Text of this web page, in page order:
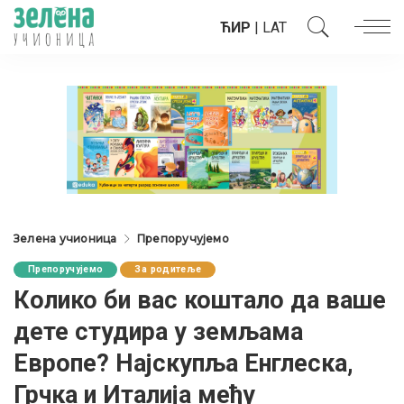
ЋИР | LAT
Зелена учионица Препоручујемо
Препоручујемо За родитеље
Колико би вас коштало да ваше
дете студира у земљама
Европе? Најскупља Енглеска,
Грчка и Италија међу